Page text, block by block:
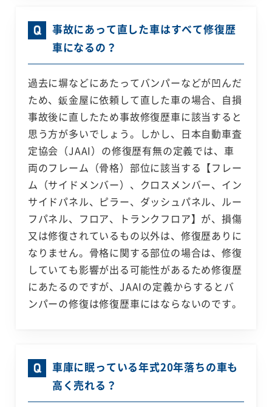
事故にあって直した車はすべて修復歴
車になるの？
過去に塀などにあたってバンパーなどが凹んだ
ため、鈑金屋に依頼して直した車の場合、自損
事故後に直したため事故修復歴車に該当すると
思う方が多いでしょう。しかし、日本自動車査
定協会（JAAI）の修復歴有無の定義では、車
両のフレーム（骨格）部位に該当する【フレー
ム（サイドメンバー）、クロスメンバー、イン
サイドパネル、ピラー、ダッシュパネル、ルー
フパネル、フロア、トランクフロア】が、損傷
又は修復されているもの以外は、修復歴ありに
なりません。骨格に関する部位の場合は、修復
していても影響が出る可能性があるため修復歴
にあたるのですが、JAAIの定義からするとバ
ンパーの修復は修復歴車にはならないのです。
車庫に眠っている年式20年落ちの車も
高く売れる？